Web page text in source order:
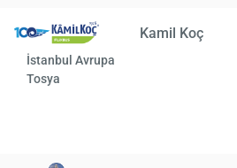
Kamil Koç
İstanbul Avrupa
Tosya